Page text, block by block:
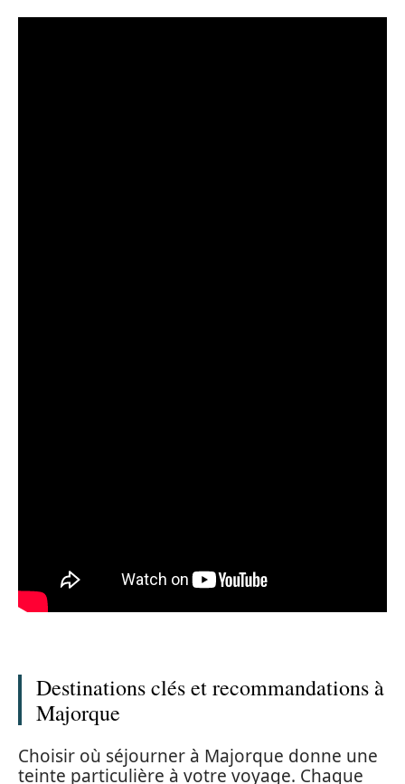
Destinations clés et recommandations à
Majorque
Choisir où séjourner à Majorque donne une
teinte particulière à votre voyage. Chaque